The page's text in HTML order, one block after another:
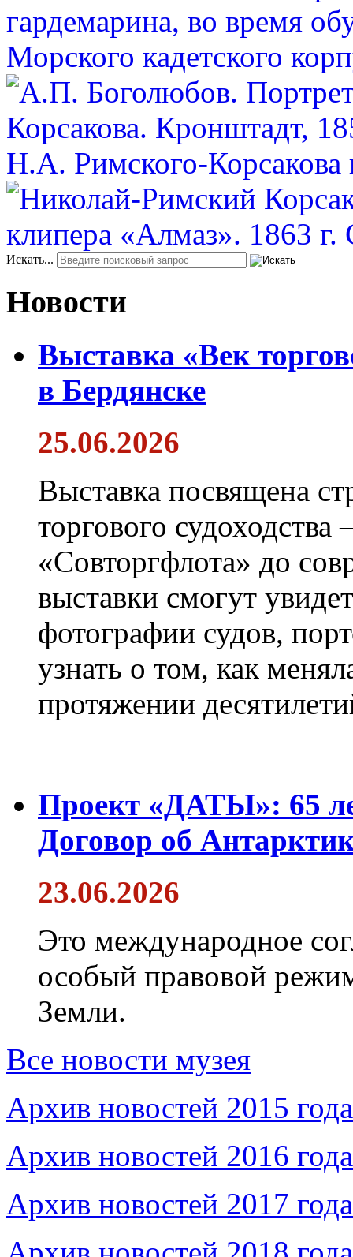
Искать...
Новости
Выставка «Век
в Бердянске
25.06.2026
Выставка посвящена
торгового
«Совторгфлота» до
выставки смогут
фотографии судов,
узнать о том, как
протяжении
Проект «ДАТЫ»: 65
Договор об
23.06.2026
Это международное
особый правовой
Земли.
Все новости музея
Архив новостей 2015 года
Архив новостей 2016 года
Архив новостей 2017 года